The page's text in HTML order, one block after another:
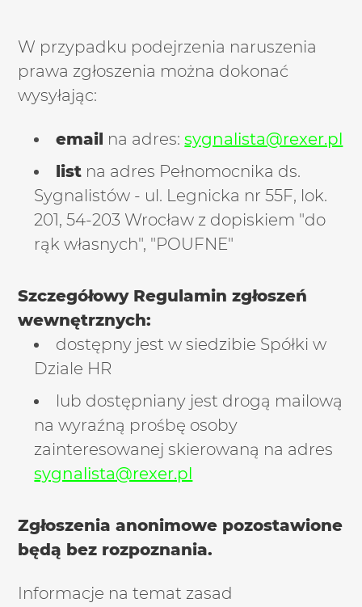
W przypadku podejrzenia naruszenia
prawa zgłoszenia można dokonać
wysyłając:
email na adres: sygnalista@rexer.pl
list na adres Pełnomocnika ds.
Sygnalistów - ul. Legnicka nr 55F, lok.
201, 54-203 Wrocław z dopiskiem "do
rąk własnych", "POUFNE"
Szczegółowy Regulamin zgłoszeń
wewnętrznych:
dostępny jest w siedzibie Spółki w
Dziale HR
lub dostępniany jest drogą mailową
na wyraźną prośbę osoby
zainteresowanej skierowaną na adres
sygnalista@rexer.pl
Zgłoszenia anonimowe pozostawione
będą bez rozpoznania.
Informacje na temat zasad